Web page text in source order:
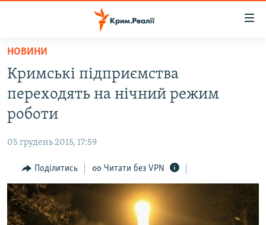
Перейти
основного
матеріалу
Перейти
до
основної
навігації
Перейти
до
пошуку
ВОДА.КРИМ
ВІДЕО ТА ФОТО
БЛОГИ
ПОГЛЯД
ІНТЕРВ'Ю
ВСЕ ЗА ДЕНЬ
НОВИНИ
Кримські підприємства
переходять на нічний режим
роботи
05 грудень 2015, 17:59
Поділитись Читати без VPN